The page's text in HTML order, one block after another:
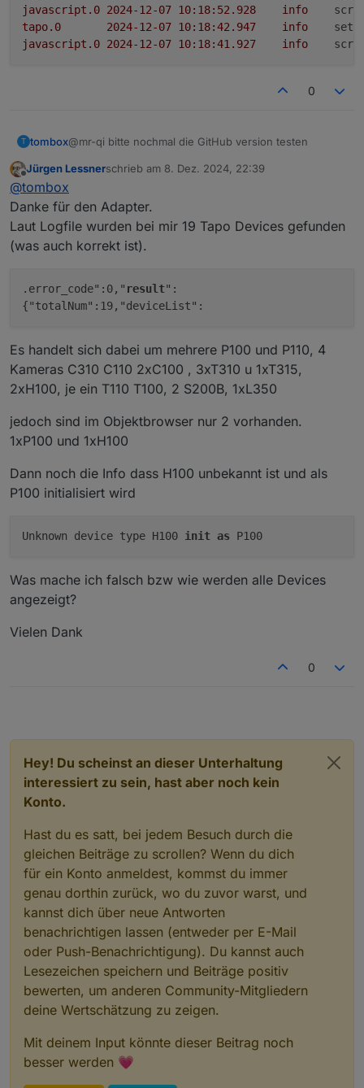
javascript.0
info
tapo.0
info
javascript.0
info
0
T tombox @mr-qi bitte nochmal die GitHub version testen
Offline
Jürgen Lessnerschrieb am 8. Dez. 2024, 22:39
zuletzt editiert von
@tombox
Danke für den Adapter.
Laut Logfile wurden bei mir 19 Tapo Devices gefunden
(was auch korrekt ist).
.error_code":0," result":
{"totalNum":19,"deviceList":
Es handelt sich dabei um mehrere P100 und P110, 4
Kameras C310 C110 2xC100 , 3xT310 u 1xT315,
2xH100, je ein T110 T100, 2 S200B, 1xL350
jedoch sind im Objektbrowser nur 2 vorhanden.
1xP100 und 1xH100
Dann noch die Info dass H100 unbekannt ist und als
P100 initialisiert wird
Unknown device type H100 init as
Was mache ich falsch bzw wie werden alle Devices
angezeigt?
Vielen Dank
0
Hey! Du scheinst an dieser Unterhaltung
interessiert zu sein, hast aber noch kein
Konto.
Hast du es satt, bei jedem Besuch durch die
gleichen Beiträge zu scrollen? Wenn du dich
für ein Konto anmeldest, kommst du immer
genau dorthin zurück, wo du zuvor warst, und
kannst dich über neue Antworten
benachrichtigen lassen (entweder per E-Mail
oder Push-Benachrichtigung). Du kannst auch
Lesezeichen speichern und Beiträge positiv
bewerten, um anderen Community-Mitgliedern
deine Wertschätzung zu zeigen.
Mit deinem Input könnte dieser Beitrag noch
besser werden 💗